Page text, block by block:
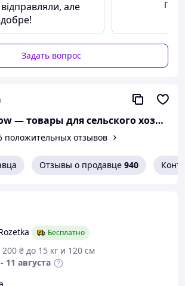
от перепадов температур.
але
Задать вопрос
Shadow — товары для сельского хозяйства и домашнего обихода
положительных отзывов
Отзывы о продавце 940
Бесплатно
200 ₴ до 15 кг и 120 см
11 августа